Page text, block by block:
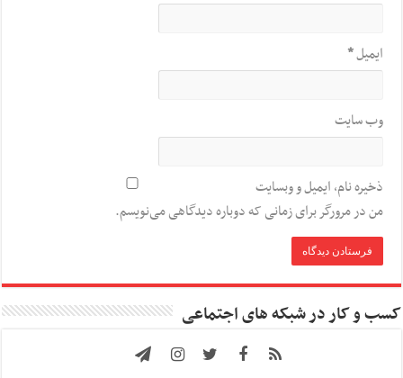
ایمیل*
وب‌ سایت
ذخیره نام، ایمیل و وبسایت
من در مرورگر برای زمانی که دوباره دیدگاهی می‌نویسم.
کسب و کار در شبکه های اجتماعی